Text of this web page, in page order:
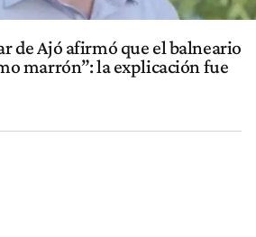
de Ajó afirmó que el balneario
marrón”: la explicación fue